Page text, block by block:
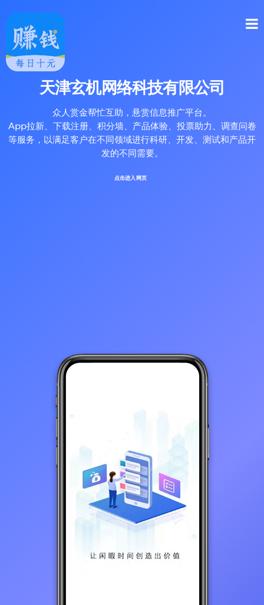
天津玄机网络科技有限公司
众人赏金帮忙互助，悬赏信息推广平台。
App拉新、下载注册、积分墙、产品体验、投票助力、调查问卷
等服务，以满足客户在不同领域进行科研、开发、测试和产品开
发的不同需要。
点击进入网页